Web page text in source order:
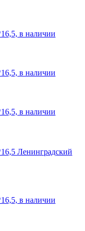
в наличии
в наличии
в наличии
Ленинградский
в наличии